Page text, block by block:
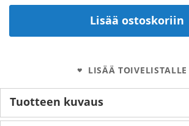
Lisää ostoskoriin
LISÄÄ TOIVELISTALLE
Tuotteen kuvaus